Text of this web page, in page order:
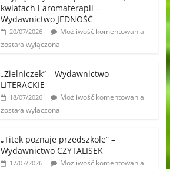
kwiatach i aromaterapii –
Wydawnictwo JEDNOŚĆ
20/07/2026
Możliwość komentowania
została wyłączona
„Zielniczek” – Wydawnictwo
LITERACKIE
18/07/2026
Możliwość komentowania
została wyłączona
„Titek poznaje przedszkole” –
Wydawnictwo CZYTALISEK
17/07/2026
Możliwość komentowania